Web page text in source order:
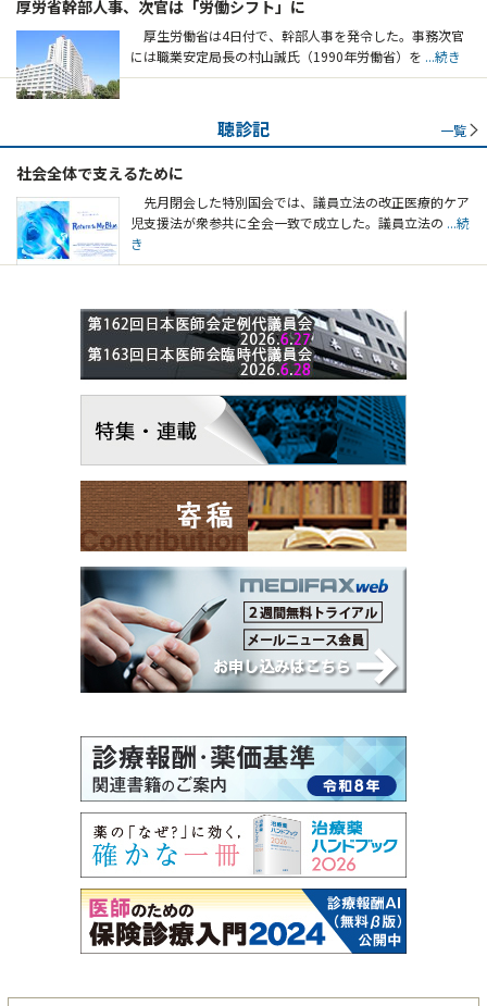
厚労省幹部人事、次官は「労働シフト」に
厚生労働省は4日付で、幹部人事を発令した。事務次官
には職業安定局長の村山誠氏（1990年労働省）を ...続き
聴診記 一覧
社会全体で支えるために
先月閉会した特別国会では、議員立法の改正医療的ケア
児支援法が衆参共に全会一致で成立した。議員立法の ...続
き